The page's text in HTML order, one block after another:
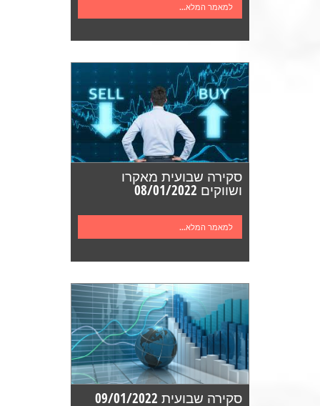
למאמר המלא...
סקירה שבועית מאקרו
ושווקים 08/01/2022
למאמר המלא...
סקירה שבועית 09/01/2022